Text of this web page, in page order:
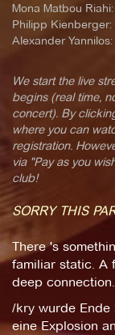
Mona Matbou
Philipp Kienberger:
Alexander
We start the live
begins (real time,
concert). By
where you can
registration.
via "Pay as you
club!
SORRY THIS
There 's
familiar static. A
deep
/kry wurde Ende
eine Explosion